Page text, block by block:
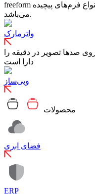
freeform یک ابزار حرفه‌ای برای ساخت انواع فرم‌های پیچیده
می‌باشد.
واترمارک
صدها تصویر در دقیقه را
دارا است
وبی‌ساز
محصولات
فضای ابری
ERP